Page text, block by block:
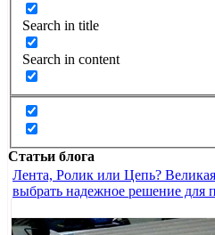
Search in title
Search in content
Статьи блога
Лента, Ролик или Цепь?
выбрать надежное решение для